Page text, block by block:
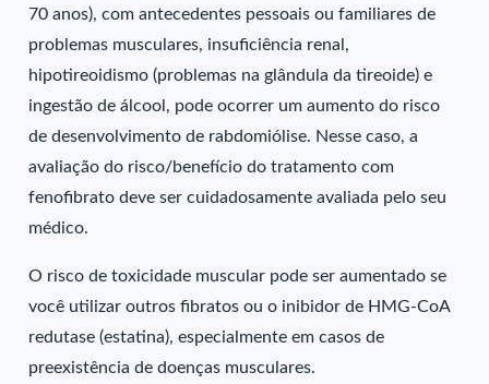
70 anos), com antecedentes pessoais ou familiares de
problemas musculares, insuficiência renal,
hipotireoidismo (problemas na glândula da tireoide) e
ingestão de álcool, pode ocorrer um aumento do risco
de desenvolvimento de rabdomiólise. Nesse caso, a
avaliação do risco/benefício do tratamento com
fenofibrato deve ser cuidadosamente avaliada pelo seu
médico.
O risco de toxicidade muscular pode ser aumentado se
você utilizar outros fibratos ou o inibidor de HMG-CoA
redutase (estatina), especialmente em casos de
preexistência de doenças musculares.